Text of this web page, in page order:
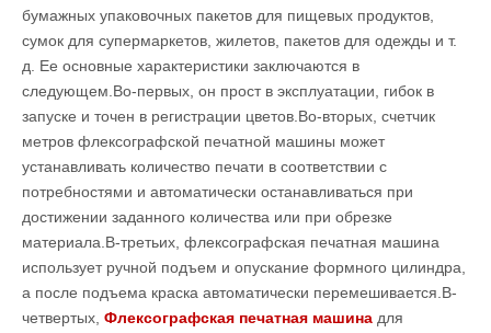
бумажных упаковочных пакетов для пищевых продуктов,
сумок для супермаркетов, жилетов, пакетов для одежды и т.
д. Ее основные характеристики заключаются в
следующем.Во-первых, он прост в эксплуатации, гибок в
запуске и точен в регистрации цветов.Во-вторых, счетчик
метров флексографской печатной машины может
устанавливать количество печати в соответствии с
потребностями и автоматически останавливаться при
достижении заданного количества или при обрезке
материала.В-третьих, флексографская печатная машина
использует ручной подъем и опускание формного цилиндра,
а после подъема краска автоматически перемешивается.В-
четвертых, Флексографская печатная машина для